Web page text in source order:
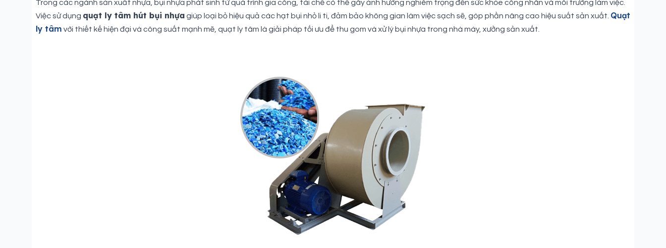
Trong các ngành sản xuất nhựa, bụi nhựa phát sinh từ quá trình gia công, tái chế có thể gây ảnh hưởng nghiêm trọng đến sức khỏe công nhân và môi trường làm việc.
Việc sử dụng quạt ly tâm hút bụi nhựa giúp loại bỏ hiệu quả các hạt bụi nhỏ li ti, đảm bảo không gian làm việc sạch sẽ, góp phần nâng cao hiệu suất sản xuất. Quạt
ly tâm với thiết kế hiện đại và công suất mạnh mẽ, quạt ly tâm là giải pháp tối ưu để thu gom và xử lý bụi nhựa trong nhà máy, xưởng sản xuất.